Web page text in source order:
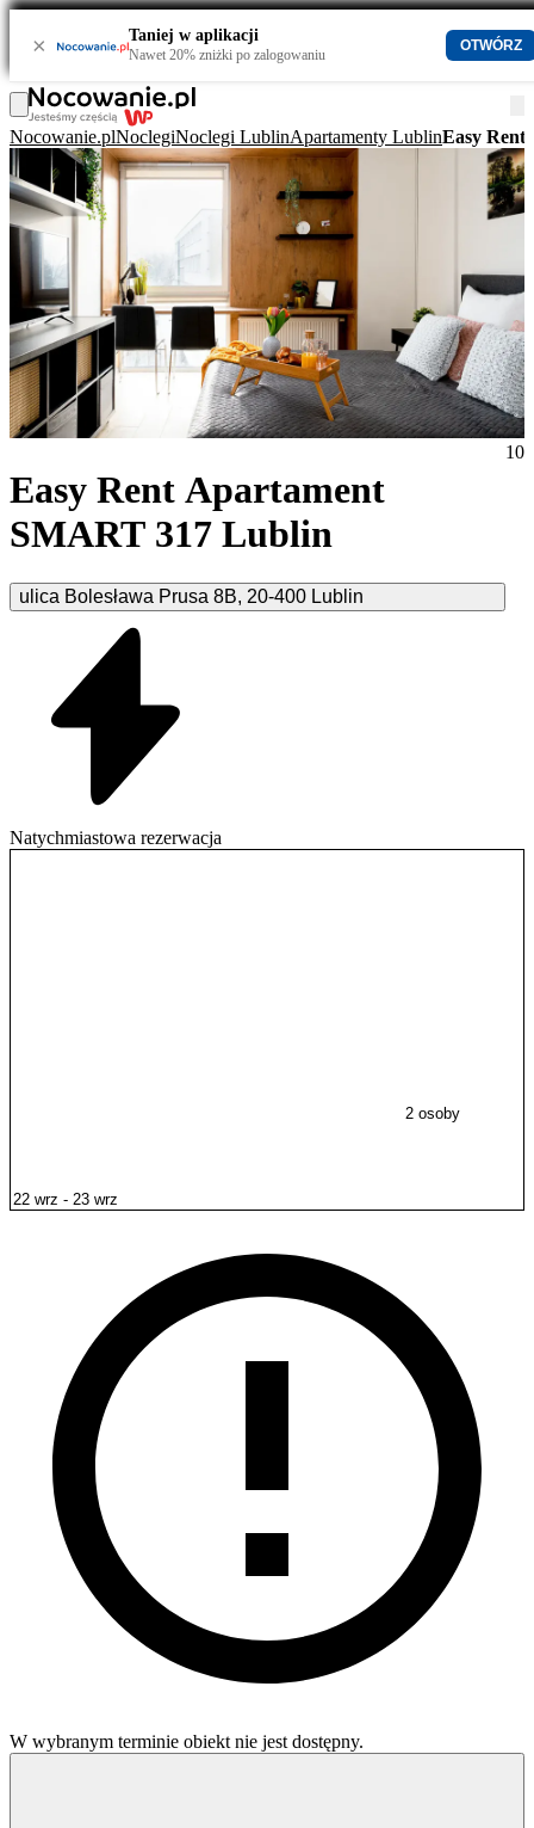
× Taniej w aplikacji
Nawet 20% zniżki po zalogowaniu
OTWÓRZ
Nocowanie.plNoclegiNoclegi LublinApartamenty LublinEasy
Easy Rent Apartament
SMART 317 Lublin
ulica Bolesława Prusa 8B, 20-400 Lublin
10
Natychmiastowa rezerwacja
2 osoby
W wybranym terminie obiekt nie jest dostępny.